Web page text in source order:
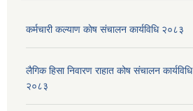
कर्मचारी कल्याण काेष संचालन कार्यविधि २०८३
लैगिक हिसा निवारण राहात कोष संचालन कार्यविधि
२०८३